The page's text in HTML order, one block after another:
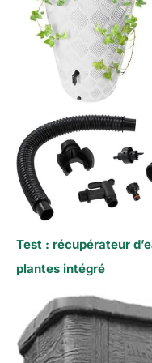
Test : récupérateur
plantes intégré